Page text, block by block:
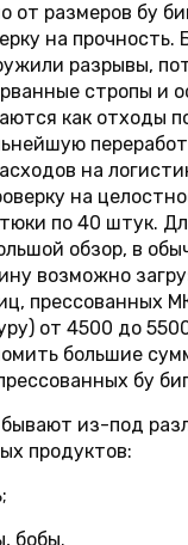
от размеров бу
на прочность.
разрывы,
стропы и
как отходы
на
на
по 40 штук.
обзор, в
возможно
прессованных
от 4500 до
большие
бу
из-под
продуктов:
бобы.